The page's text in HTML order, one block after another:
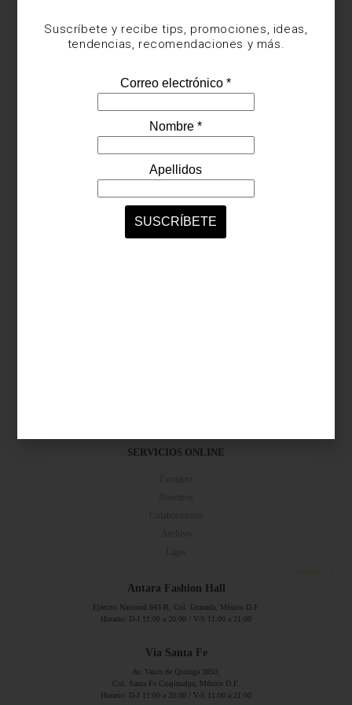
tendencias, recomendaciones y más.
SERVICIOS ONLINE
Antara Fashion Hall
Ejército Nacional 843-B, Col. Granada, México D.F.
Horario: D-J 11:00 a 20:00 / V-S 11:00 a 21:00
Vía Santa Fe
Av. Vasco de Quiroga 3850,
Col. Santa Fe Cuajimalpa, México D.F.
Horario: D-J 11:00 a 20:00 / V-S 11:00 a 21:00
Suscríbete y recibe tips, promociones, ideas,
tendencias, recomendaciones y más.